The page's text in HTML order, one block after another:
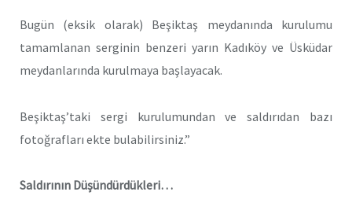
Bugün (eksik olarak) Beşiktaş meydanında kurulumu
tamamlanan serginin benzeri yarın Kadıköy ve Üsküdar
meydanlarında kurulmaya başlayacak.
Beşiktaş’taki sergi kurulumundan ve saldırıdan bazı
fotoğrafları ekte bulabilirsiniz.”
Saldırının Düşündürdükleri…